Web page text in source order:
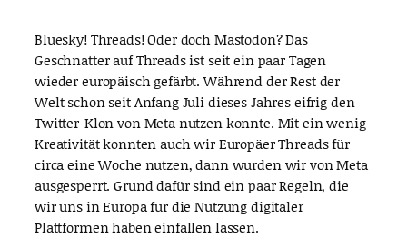
Bluesky! Threads! Oder doch Mastodon? Das
Geschnatter auf Threads ist seit ein paar Tagen
wieder europäisch gefärbt. Während der Rest der
Welt schon seit Anfang Juli dieses Jahres eifrig den
Twitter-Klon von Meta nutzen konnte. Mit ein wenig
Kreativität konnten auch wir Europäer Threads für
circa eine Woche nutzen, dann wurden wir von Meta
ausgesperrt. Grund dafür sind ein paar Regeln, die
wir uns in Europa für die Nutzung digitaler
Plattformen haben einfallen lassen.